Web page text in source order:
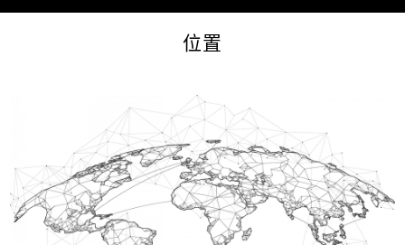
位置